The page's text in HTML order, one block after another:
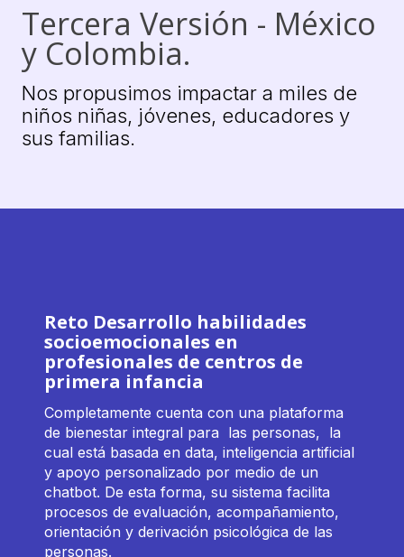
Tercera Versión - México
y Colombia.
Nos propusimos impactar a miles de
niños niñas, jóvenes, educadores y
sus familias.
Reto Desarrollo habilidades
socioemocionales en
profesionales de centros de
primera infancia
Completamente cuenta con una plataforma
de bienestar integral para las personas, la
cual está basada en data, inteligencia artificial
y apoyo personalizado por medio de un
chatbot. De esta forma, su sistema facilita
procesos de evaluación, acompañamiento,
orientación y derivación psicológica de las
personas.